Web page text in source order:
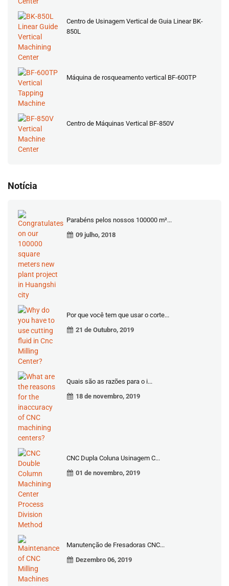
Centro de Usinagem Vertical de Guia Linear BK-
850L
Máquina de rosqueamento vertical BF-600TP
Centro de Máquinas Vertical BF-850V
Notícia
Parabéns pelos nossos 100000 m²...
09 julho, 2018
Por que você tem que usar o corte...
21 de Outubro, 2019
Quais são as razões para o i...
18 de novembro, 2019
CNC Dupla Coluna Usinagem C...
01 de novembro, 2019
Manutenção de Fresadoras CNC...
Dezembro 06, 2019